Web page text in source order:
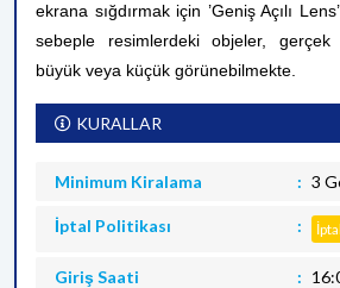
ekrana sığdırmak için ’Geniş Açılı
sebeple resimlerdeki objeler, gerçek
büyük veya küçük görünebilmekte.
KURALLAR
Minimum Kiralama 3
İptal Politikası
Giriş Saati